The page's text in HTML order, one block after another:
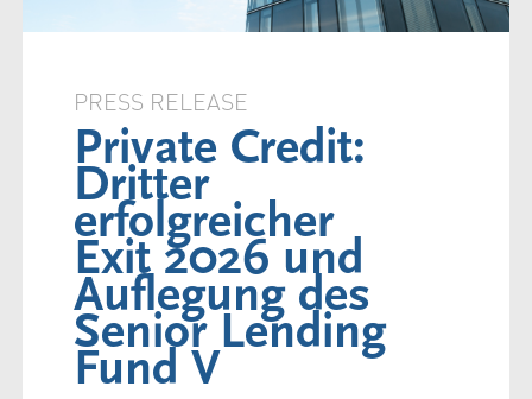
PRESS RELEASE
Private Credit:
Dritter
erfolgreicher
Exit 2026 und
Auflegung des
Senior Lending
Fund V